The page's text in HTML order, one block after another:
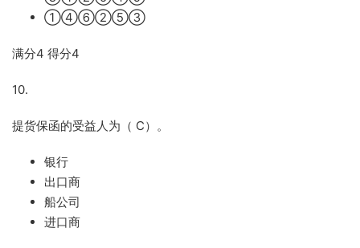
①④⑥②⑤③
满分4 得分4
10.
提货保函的受益人为（ C）。
银行
出口商
船公司
进口商